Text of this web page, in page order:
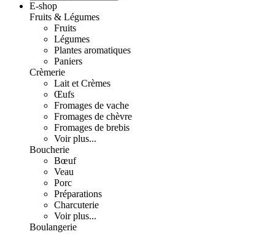
E-shop
Fruits & Légumes
Fruits
Légumes
Plantes aromatiques
Paniers
Crèmerie
Lait et Crèmes
Œufs
Fromages de vache
Fromages de chèvre
Fromages de brebis
Voir plus...
Boucherie
Bœuf
Veau
Porc
Préparations
Charcuterie
Voir plus...
Boulangerie